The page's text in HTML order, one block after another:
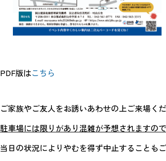
PDF版はこちら
ご家族やご友人をお誘いあわせの上ご来場く
駐車場には限りがあり混雑が予想されますの
当日の状況によりやむを得ず中止することも